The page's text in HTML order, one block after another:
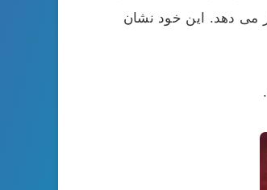
می دهد. این خود نشان